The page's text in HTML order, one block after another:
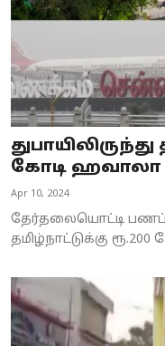
கோடி ஹவாலா
Apr 10, 2024
தேர்தலையொட்டி
தமிழ்நாட்டுக்கு ரூ.200